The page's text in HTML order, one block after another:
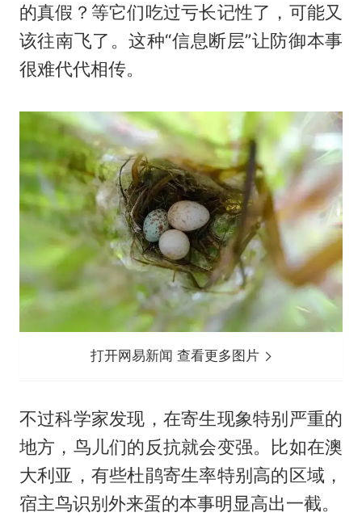
的真假？等它们吃过亏长记性了，可能又
该往南飞了。这种“信息断层”让防御本事
很难代代相传。
打开网易新闻 查看更多图片
不过科学家发现，在寄生现象特别严重的
地方，鸟儿们的反抗就会变强。比如在澳
大利亚，有些杜鹃寄生率特别高的区域，
宿主鸟识别外来蛋的本事明显高出一截。